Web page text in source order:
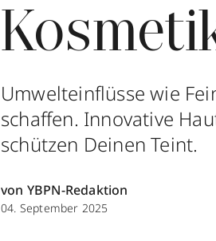
Umwelteinflüsse wie
schaffen. Innovative
schützen Deinen Teint.
von YBPN-Redaktion
04. September 2025